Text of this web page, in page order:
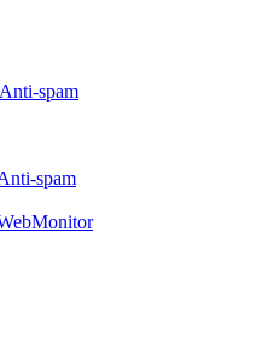
spam
spam